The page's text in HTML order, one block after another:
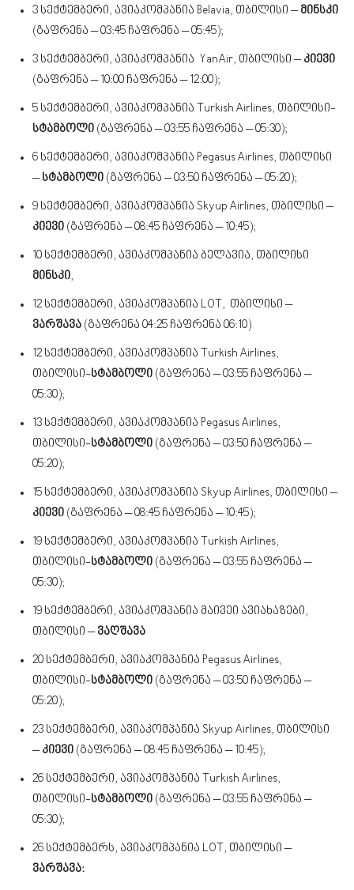
3 სექტემბერი, ავიაკომპანია Belavia, თბილისი –მინსკი
(გაფრენა – 03:45 ჩაფრენა – 05:45);
3 სექტემბერი, ავიაკომპანია YanAir, თბილისი –კიევი
(გაფრენა – 10:00 ჩაფრენა – 12:00);
5 სექტემბერი, ავიაკომპანია Turkish Airlines, თბილისი-
სტამბოლი (გაფრენა – 03:55 ჩაფრენა – 05:30);
6 სექტემბერი, ავიაკომპანია Pegasus Airlines, თბილისი
–სტამბოლი (გაფრენა – 03:50 ჩაფრენა – 05:20);
9 სექტემბერი, ავიაკომპანია Skyup Airlines, თბილისი –
კიევი (გაფრენა – 08:45 ჩაფრენა – 10:45);
10 სექტემბერი, ავიაკომპანია ბელავია, თბილისი
მინსკი,
12 სექტემბერი, ავიაკომპანია LOT, თბილისი –
ვარშავა (გაფრენა 04:25 ჩაფრენა 06:10)
12 სექტემბერი, ავიაკომპანია Turkish Airlines,
თბილისი-სტამბოლი (გაფრენა – 03:55 ჩაფრენა –
05:30);
13 სექტემბერი, ავიაკომპანია Pegasus Airlines,
თბილისი-სტამბოლი (გაფრენა – 03:50 ჩაფრენა –
05:20);
15 სექტემბერი, ავიაკომპანია Skyup Airlines, თბილისი –
კიევი (გაფრენა – 08:45 ჩაფრენა – 10:45);
19 სექტემბერი, ავიაკომპანია Turkish Airlines,
თბილისი-სტამბოლი (გაფრენა – 03:55 ჩაფრენა –
05:30);
19 სექტემბერი, ავიაკომპანია მაივეი ავიახაზები,
თბილისი –ვაღშავა
20 სექტემბერი, ავიაკომპანია Pegasus Airlines,
თბილისი-სტამბოლი (გაფრენა – 03:50 ჩაფრენა –
05:20);
23 სექტემბერი, ავიაკომპანია Skyup Airlines, თბილისი
–კიევი (გაფრენა – 08:45 ჩაფრენა – 10:45);
26 სექტემბერი, ავიაკომპანია Turkish Airlines,
თბილისი-სტამბოლი (გაფრენა – 03:55 ჩაფრენა –
05:30);
26 სექტემბერს, ავიაკომპანია LOT, თბილისი –
ვარშავა: